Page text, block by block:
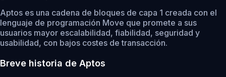
Aptos es una cadena de bloques de capa 1 creada con el
lenguaje de programación Move que promete a sus
usuarios mayor escalabilidad, fiabilidad, seguridad y
usabilidad, con bajos costes de transacción.
Breve historia de Aptos